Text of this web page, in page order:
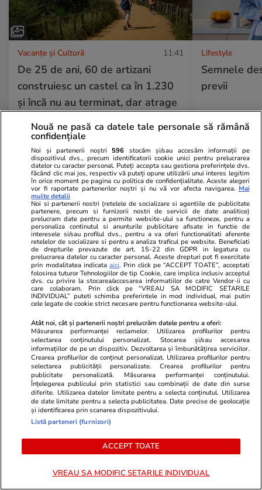
Vacanțe și Cultură 11:41
De 25 de ani, 60 de artizani
construiesc un castel ca în 1.230
și încă nu au terminat, dar atrage
Lifestyle
Semnele
previi
Vacanțe și Cultură 17 iul.
Ce nume se sărbătoresc de
Sfântul Ilie. Cui îi spunem La
Mulți Ani
Lifestyle 17 iul.
Cum păstrăm verdețurile
proaspete ca să reziste o
săptămână
Știri România
Sfântul Ilie – tradiții, obiceiuri și
superstiții. Ce să nu faci de
Nouă ne pasă ca datele tale personale să rămână
confidențiale
Noi și partenerii noștri 596 stocăm și/sau accesăm informații pe
dispozitivul dvs., precum identificatorii cookie unici pentru prelucrarea
datelor cu caracter personal. Puteți accepta sau gestiona preferințele dvs.
făcând clic mai jos, respectiv vă puteți opune utilizării unui interes legitim
în orice moment pe pagina cu politica de confidențialitate. Aceste alegeri
vor fi raportate partenerilor noștri și nu vă vor afecta navigarea. Mai
multe detalii
Noi si partenerii nostri (retelele de socializare si agentiile de publicitate
partenere, precum si furnizorii nostri de servicii de date analitice)
prelucram date pentru a permite website-ului sa functioneze, pentru a
personaliza continutul si anunturile publicitare afisate in functie de
interesele si/sau profilul dvs., pentru a va oferi functionalitati aferente
retelelor de socializare si pentru a analiza traficul pe website. Beneficiati
de drepturile prevazute de art. 15-22 din GDPR in legatura cu
prelucrarea datelor cu caracter personal. Aceste drepturi pot fi exercitate
prin modalitatea indicataaici. Prin click pe “ACCEPT TOATE”, acceptati
folosirea tuturor Tehnologiilor de tip Cookie, care implica inclusiv acceptul
dvs. cu privire la stocarea/accesarea informatiilor de catre Vendor-ii cu
care colaboram. Prin click pe “VREAU SA MODIFIC SETARILE
INDIVIDUAL” puteti schimba preferintele in mod individual, mai putin
cele legate de cookie strict necesare pentru functionarea website-ului.
Atât noi, cât și partenerii noștri prelucrăm datele pentru a oferi:
Măsurarea performanței reclamelor. Utilizarea profilurilor pentru
selectarea conținutului personalizat. Stocarea și/sau accesarea
informațiilor de pe un dispozitiv. Dezvoltarea și îmbunătățirea serviciilor.
Crearea profilurilor de conținut personalizat. Utilizarea profilurilor pentru
selectarea publicității personalizate. Crearea profilurilor pentru
publicitate personalizată. Măsurarea performanței conținutului.
Înțelegerea publicului prin statistici sau combinații de date din surse
diferite. Utilizarea datelor limitate pentru a selecta conținutul. Utilizarea
de date limitate pentru a selecta publicitatea. Date precise de geolocație
și identificarea prin scanarea dispozitivului.
Listă parteneri (furnizori)
ACCEPT TOATE
VREAU SA MODIFIC SETARILE INDIVIDUAL